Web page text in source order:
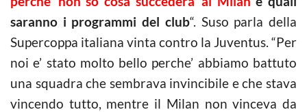
saranno i programmi del club“. Suso parla della
Supercoppa italiana vinta contro la Juventus. “Per
noi e’ stato molto bello perche’ abbiamo battuto
una squadra che sembrava invincibile e che stava
vincendo tutto, mentre il Milan non vinceva da